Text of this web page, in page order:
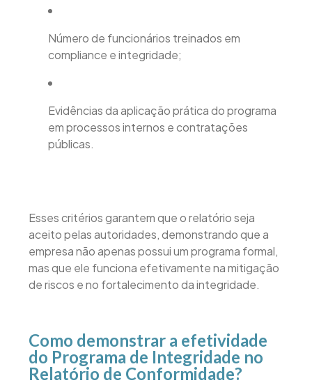
Número de funcionários treinados em
compliance e integridade;
Evidências da aplicação prática do programa
em processos internos e contratações
públicas.
Esses critérios garantem que o relatório seja
aceito pelas autoridades, demonstrando que a
empresa não apenas possui um programa formal,
mas que ele funciona efetivamente na mitigação
de riscos e no fortalecimento da integridade.
Como demonstrar a efetividade
do Programa de Integridade no
Relatório de Conformidade?